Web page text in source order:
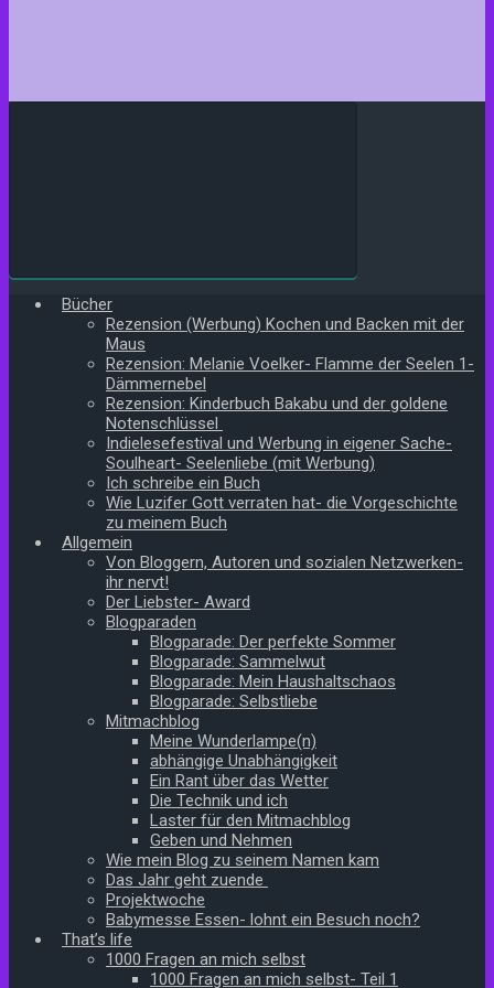
Bücher
Rezension (Werbung) Kochen und Backen mit der
Maus
Rezension: Melanie Voelker- Flamme der Seelen 1-
Dämmernebel
Rezension: Kinderbuch Bakabu und der goldene
Notenschlüssel
Indielesefestival und Werbung in eigener Sache-
Soulheart- Seelenliebe (mit Werbung)
Ich schreibe ein Buch
Wie Luzifer Gott verraten hat- die Vorgeschichte
zu meinem Buch
Allgemein
Von Bloggern, Autoren und sozialen Netzwerken-
ihr nervt!
Der Liebster- Award
Blogparaden
Blogparade: Der perfekte Sommer
Blogparade: Sammelwut
Blogparade: Mein Haushaltschaos
Blogparade: Selbstliebe
Mitmachblog
Meine Wunderlampe(n)
abhängige Unabhängigkeit
Ein Rant über das Wetter
Die Technik und ich
Laster für den Mitmachblog
Geben und Nehmen
Wie mein Blog zu seinem Namen kam
Das Jahr geht zuende
Projektwoche
Babymesse Essen- lohnt ein Besuch noch?
That’s life
1000 Fragen an mich selbst
1000 Fragen an mich selbst- Teil 1